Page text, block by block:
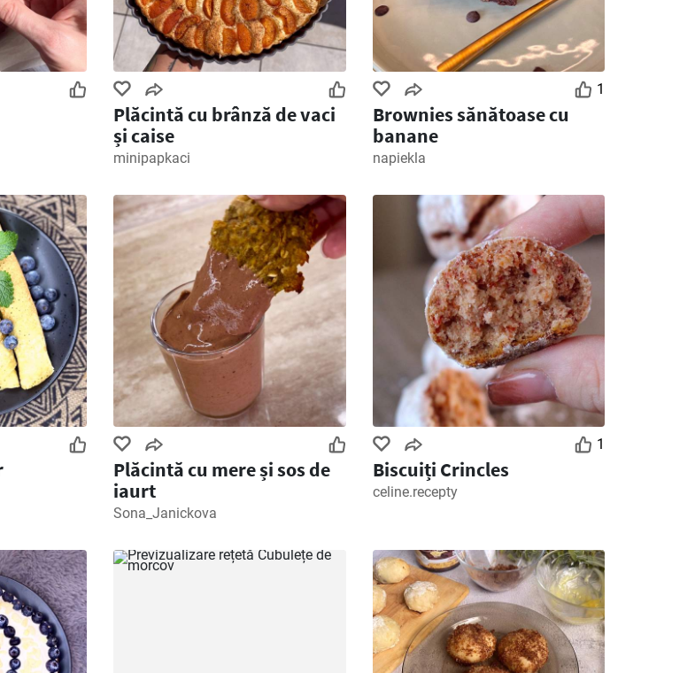
Plăcintă cu brânză de vaci
și caise
minipapkaci
1
Brownies sănătoase cu
banane
napiekla
Plăcintă cu mere și sos de
iaurt
Sona_Janickova
1
Biscuiți Crincles
celine.recepty